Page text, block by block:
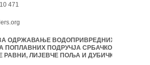
471
ОДРЖАВАЊЕ ВОДОПРИВРЕДНИХ
ПОПЛАВНИХ ПОДРУЧЈА СРБАЧКО-
РАВНИ, ЛИЈЕВЧЕ ПОЉА И ДУБИЧКЕ